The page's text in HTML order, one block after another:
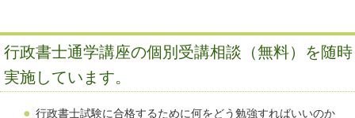
行政書士通学講座の個別受講相談（無料）を随時
実施しています。
行政書士試験に合格するために何をどう勉強すればいいのか